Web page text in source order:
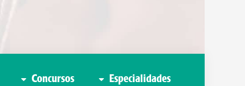
Concursos Especialidades